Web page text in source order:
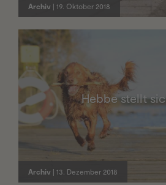
Archiv | 19. Oktober 2018
Hebbe stellt
Archiv | 13. Dezember 2018